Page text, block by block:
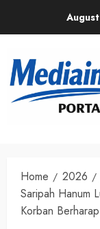
Home 2026
Saripah Hanum
Korban